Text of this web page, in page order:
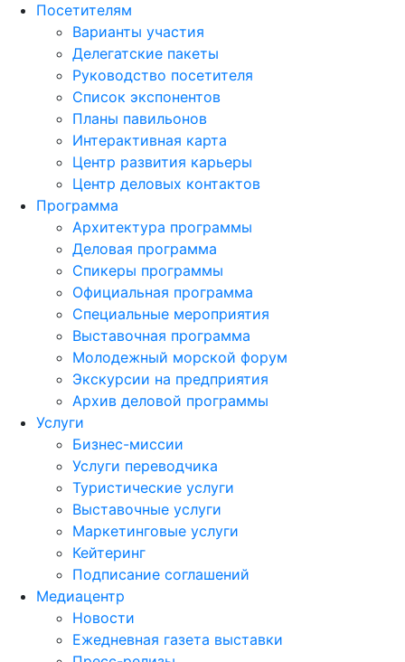
Посетителям
Варианты участия
Делегатские пакеты
Руководство посетителя
Список экспонентов
Планы павильонов
Интерактивная карта
Центр развития карьеры
Центр деловых контактов
Программа
Архитектура программы
Деловая программа
Спикеры программы
Официальная программа
Специальные мероприятия
Выставочная программа
Молодежный морской форум
Экскурсии на предприятия
Архив деловой программы
Услуги
Бизнес-миссии
Услуги переводчика
Туристические услуги
Выставочные услуги
Маркетинговые услуги
Кейтеринг
Подписание соглашений
Медиацентр
Новости
Ежедневная газета выставки